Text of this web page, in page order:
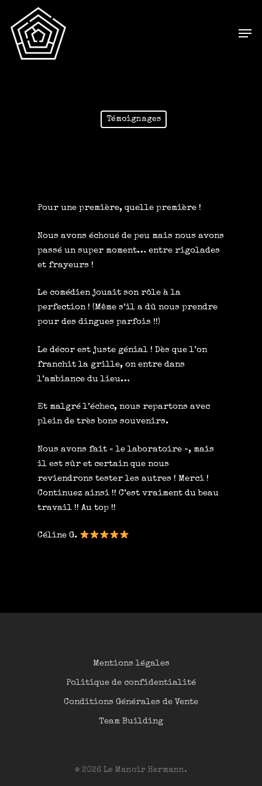
Témoignages
Pour une première, quelle première !
Nous avons échoué de peu mais nous avons
passé un super moment… entre rigolades
et frayeurs !
Le comédien jouait son rôle à la
perfection ! (Même s’il a dû nous prendre
pour des dingues parfois !!)
Le décor est juste génial ! Dès que l’on
franchit la grille, on entre dans
l’ambiance du lieu…
Et malgré l’échec, nous repartons avec
plein de très bons souvenirs.
Nous avons fait « le laboratoire », mais
il est sûr et certain que nous
reviendrons tester les autres ! Merci !
Continuez ainsi !! C’est vraiment du beau
travail !! Au top !!
Céline G.
Mentions légales
Politique de confidentialité
Conditions Générales de Vente
Team Building
© 2026 Le Manoir Hermann.